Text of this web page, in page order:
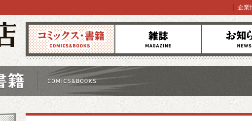
コミックス 雑誌 お知らせ
企業